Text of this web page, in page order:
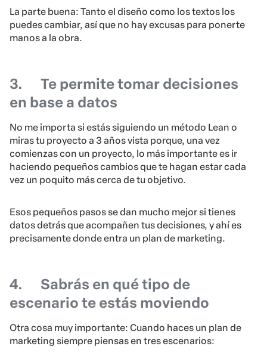
La parte buena: Tanto el diseño como los textos los
puedes cambiar, así que no hay excusas para ponerte
manos a la obra.
3.
Te permite tomar decisiones
en base a datos
No me importa si estás siguiendo un método Lean o
miras tu proyecto a 3 años vista porque, una vez
comienzas con un proyecto, lo más importante es ir
haciendo pequeños cambios que te hagan estar cada
vez un poquito más cerca de tu objetivo.
Esos pequeños pasos se dan mucho mejor si tienes
datos detrás que acompañen tus decisiones, y ahí es
precisamente donde entra un plan de marketing.
4.
Sabrás en qué tipo de
escenario te estás moviendo
Otra cosa muy importante: Cuando haces un plan de
marketing siempre piensas en tres escenarios: